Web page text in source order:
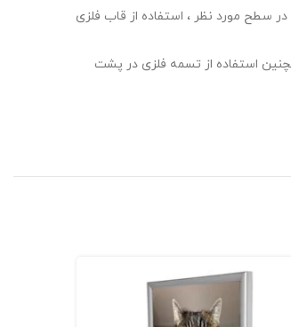
سطح مورد نظر ، استفاده از قاب فلزی
استفاده از تسمه فلزی در پشت